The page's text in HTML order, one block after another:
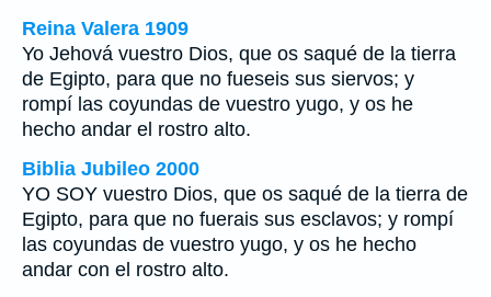
Reina Valera 1909
Yo Jehová vuestro Dios, que os saqué de la tierra
de Egipto, para que no fueseis sus siervos; y
rompí las coyundas de vuestro yugo, y os he
hecho andar el rostro alto.
Biblia Jubileo 2000
YO SOY vuestro Dios, que os saqué de la tierra de
Egipto, para que no fuerais sus esclavos; y rompí
las coyundas de vuestro yugo, y os he hecho
andar con el rostro alto.